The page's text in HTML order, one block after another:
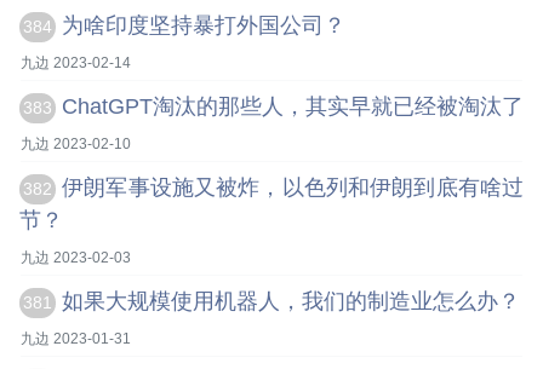
384 为啥印度坚持暴打外国公司？
九边 2023-02-14
383 ChatGPT淘汰的那些人，其实早就已经被淘汰了
九边 2023-02-10
382 伊朗军事设施又被炸，以色列和伊朗到底有啥过
节？
九边 2023-02-03
381 如果大规模使用机器人，我们的制造业怎么办？
九边 2023-01-31